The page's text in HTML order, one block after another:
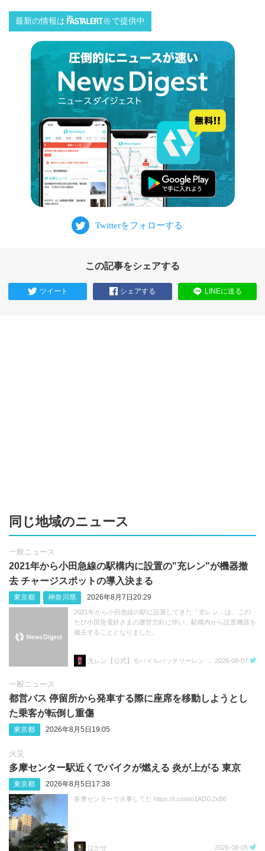
最新の情報は で提供中
この記事をシェアする
ツイート シェアする LINEに送る
同じ地域のニュース
一般ニュース
2021年から小田急線の駅構内に設置の"充レン"が機器撤
去 チャージスポットの導入決まる
東京都 神奈川県 2026年8月7日20:29
2021年から小田急線の駅に設置してきた「充レン」は、この
たび小田急電鉄さまの運営方針に伴い、駅構内から設置機器を
撤去することとなりました。
2026-08-07
一般ニュース
都営バス 停留所から発車する際に座席を移動しようとし
た乗客が転倒し重傷
東京都 2026年8月5日19:05
火災
多摩センター駅近くでバイクが燃える 炎が上がる 東京
東京都 2026年8月5日17:38
多摩センターで火事してた https://t.co/wo1ADG2xB6
はかせ 2026-08-05